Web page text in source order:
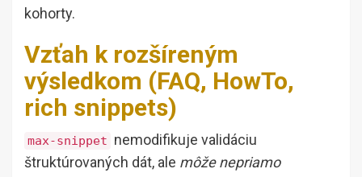
kohorty.
Vzťah k rozšíreným
výsledkom (FAQ, HowTo,
rich snippets)
max-snippet nemodifikuje validáciu
štruktúrovaných dát, ale môže nepriamo